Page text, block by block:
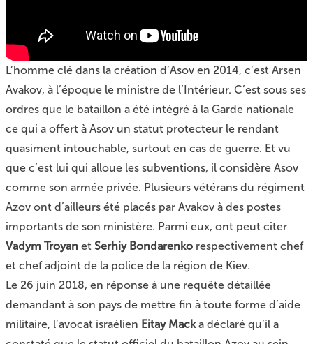
L’homme clé dans la création d’Asov en 2014, c’est Arsen
Avakov, à l’époque le ministre de l’Intérieur. C’est sous ses
ordres que le bataillon a été intégré à la Garde nationale
ce qui a offert à Asov un statut protecteur le rendant
quasiment intouchable, surtout en cas de guerre. Et vu
que c’est lui qui alloue les subventions, il considère Asov
comme son armée privée. Plusieurs vétérans du régiment
Azov ont d’ailleurs été placés par Avakov à des postes
importants de son ministère. Parmi eux, ont peut citer
Vadym Troyan et Serhiy Bondarenko respectivement chef
et chef adjoint de la police de la région de Kiev.
Le 26 juin 2018, en réponse à une requête détaillée
demandant à son pays de mettre fin à toute forme d’aide
militaire, l’avocat israélien Eitay Mack a déclaré qu’il a